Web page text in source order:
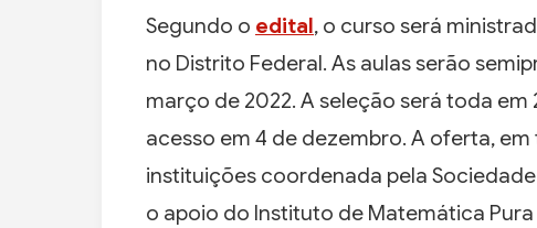
Segundo o edital, o curso será
no Distrito Federal. As aulas serão
março de 2022. A seleção será toda
acesso em 4 de dezembro. A oferta,
instituições coordenada pela
o apoio do Instituto de Matemática Pura